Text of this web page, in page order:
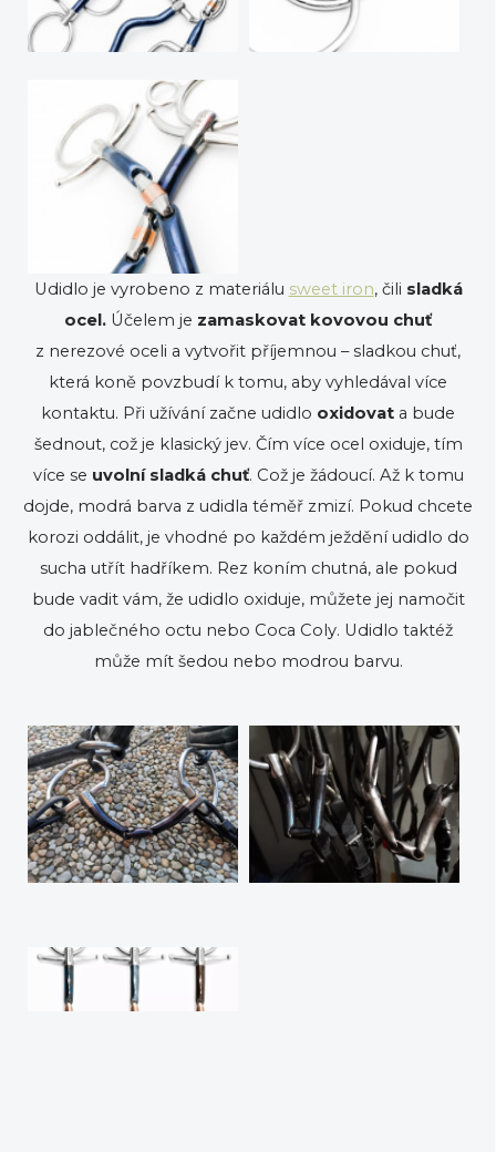
Udidlo je vyrobeno z materiálu sweet iron, čili sladká
ocel. Účelem je zamaskovat kovovou chuť
z nerezové oceli a vytvořit příjemnou – sladkou chuť,
která koně povzbudí k tomu, aby vyhledával více
kontaktu. Při užívání začne udidlo oxidovat a bude
šednout, což je klasický jev. Čím více ocel oxiduje, tím
více se uvolní sladká chuť. Což je žádoucí. Až k tomu
dojde, modrá barva z udidla téměř zmizí. Pokud chcete
korozi oddálit, je vhodné po každém ježdění udidlo do
sucha utřít hadříkem. Rez koním chutná, ale pokud
bude vadit vám, že udidlo oxiduje, můžete jej namočit
do jablečného octu nebo Coca Coly. Udidlo taktéž
může mít šedou nebo modrou barvu.